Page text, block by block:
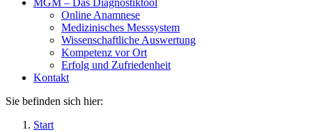
MGM – Das Diagnostiktool
Online Anamnese
Medizinisches Messsystem
Wissenschaftliche Auswertung
Kompetenz vor Ort
Erfolg und Zufriedenheit
Kontakt
Sie befinden sich hier:
Start